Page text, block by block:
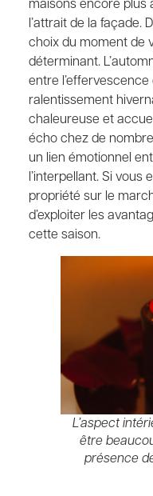
l’attrait de la façade.
choix du moment de
déterminant.
entre
ralentissement
chaleureuse et
écho chez de
un lien émotionnel
l’interpellant. Si
propriété sur le
d’exploiter les
cette saison.
L’aspect
être
présence